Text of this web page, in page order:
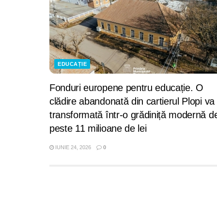
EDUCAȚIE
Fonduri europene pentru educație. O
clădire abandonată din cartierul Plopi va
transformată într-o grădiniță modernă
peste 11 milioane de lei
IUNIE 24, 2026 0